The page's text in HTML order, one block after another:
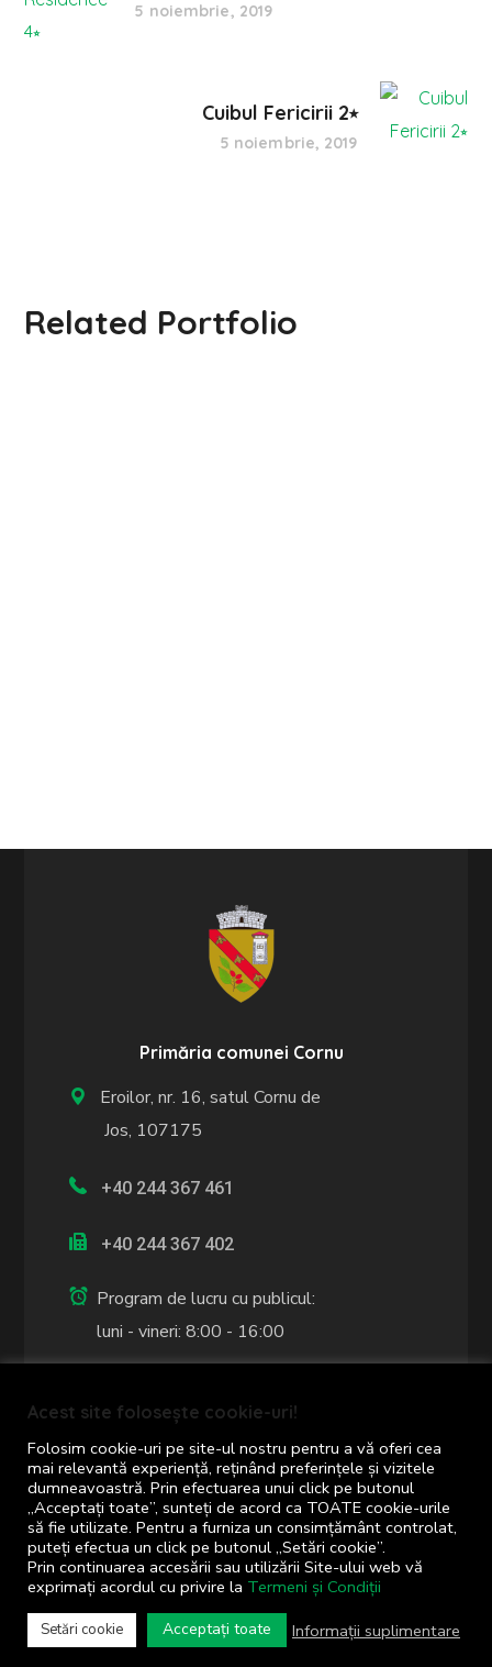
5 noiembrie, 2019
Cuibul Fericirii 2⭒
5 noiembrie, 2019
Related Portfolio
Primăria comunei Cornu
Eroilor, nr. 16, satul Cornu de
Jos, 107175
+40 244 367 461
+40 244 367 402
Program de lucru cu publicul:
luni - vineri: 8:00 - 16:00
COMUNA CORNU
Acest site folosește cookie-uri!
Folosim cookie-uri pe site-ul nostru pentru a vă oferi cea
mai relevantă experiență, reținând preferințele și vizitele
dumneavoastră. Prin efectuarea unui click pe butonul
„Acceptați toate”, sunteți de acord ca TOATE cookie-urile
să fie utilizate. Pentru a furniza un consimțământ controlat,
puteți efectua un click pe butonul „Setări cookie”.
Prin continuarea accesării sau utilizării Site-ului web vă
exprimați acordul cu privire la Termeni și Condiții
Setări cookie Acceptați toate Informații suplimentare